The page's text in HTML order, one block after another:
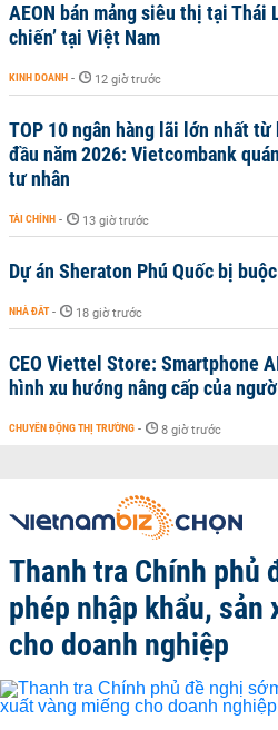
AEON bán mảng siêu thị tại Thái
chiến’ tại Việt Nam
KINH DOANH - 12 giờ trước
TOP 10 ngân hàng lãi lớn nhất
đầu năm 2026: Vietcombank
tư nhân
TÀI CHÍNH - 13 giờ trước
Dự án Sheraton Phú Quốc bị
NHÀ ĐẤT - 18 giờ trước
CEO Viettel Store: Smartphone
hình xu hướng nâng cấp của
CHUYỂN ĐỘNG THỊ TRƯỜNG - 8 giờ trước
Thanh tra Chính phủ
phép nhập khẩu, sản
cho doanh nghiệp